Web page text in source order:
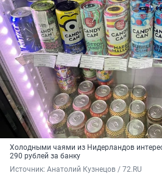
Холодными чаями из Нидерландов
290 рублей за банку
Источник: Анатолий Кузнецов / 72.RU